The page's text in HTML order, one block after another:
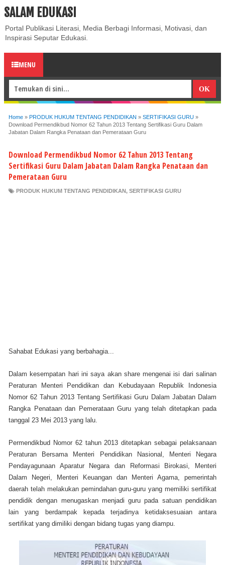
ABOUT CONTACT US
SALAM EDUKASI
Portal Publikasi Literasi, Media Berbagi Informasi, Motivasi, dan
Inspirasi Seputar Edukasi.
MENU
Home » PRODUK HUKUM TENTANG PENDIDIKAN » SERTIFIKASI GURU »
Download Permendikbud Nomor 62 Tahun 2013 Tentang Sertifikasi Guru Dalam
Jabatan Dalam Rangka Penataan dan Pemerataan Guru
Download Permendikbud Nomor 62 Tahun 2013 Tentang
Sertifikasi Guru Dalam Jabatan Dalam Rangka Penataan dan
Pemerataan Guru
PRODUK HUKUM TENTANG PENDIDIKAN, SERTIFIKASI GURU
Sahabat Edukasi yang berbahagia...
Dalam kesempatan hari ini saya akan share mengenai isi dari salinan
Peraturan Menteri Pendidikan dan Kebudayaan Republik Indonesia
Nomor 62 Tahun 2013 Tentang Sertifikasi Guru Dalam Jabatan Dalam
Rangka Penataan dan Pemerataan Guru yang telah ditetapkan pada
tanggal 23 Mei 2013 yang lalu.
Permendikbud Nomor 62 tahun 2013 ditetapkan sebagai pelaksanaan
Peraturan Bersama Menteri Pendidikan Nasional, Menteri Negara
Pendayagunaan Aparatur Negara dan Reformasi Birokasi, Menteri
Dalam Negeri, Menteri Keuangan dan Menteri Agama, pemerintah
daerah telah melakukan pemindahan guru-guru yang memiliki sertifikat
pendidik dengan menugaskan menjadi guru pada satuan pendidikan
lain yang berdampak kepada terjadinya ketidaksesuaian antara
sertifikat yang dimiliki dengan bidang tugas yang diampu.